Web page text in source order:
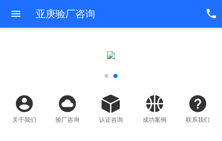
亚庚验厂咨询
关于我们 验厂咨询 认证咨询 成功案例 联系我们